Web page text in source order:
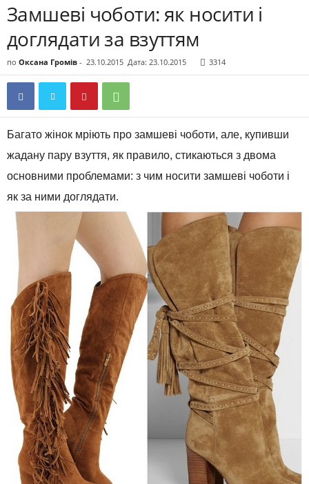
Замшеві чоботи: як носити і
доглядати за взуттям
по Оксана Громів - 23.10.2015 Дата: 23.10.2015 3314
Багато жінок мріють про замшеві чоботи, але, купивши
жадану пару взуття, як правило, стикаються з двома
основними проблемами: з чим носити замшеві чоботи і
як за ними доглядати.